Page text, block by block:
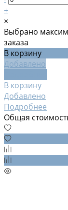
+
×
Выбрано
заказа
В корзину
Добавлено
В корзину
Добавлено
Подробнее
Общая